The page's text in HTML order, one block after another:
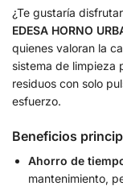
¿Te gustaría
EDESA HORNO
quienes valoran la
sistema de limpieza
residuos con solo
esfuerzo.
Beneficios
Ahorro de
mantenimiento,